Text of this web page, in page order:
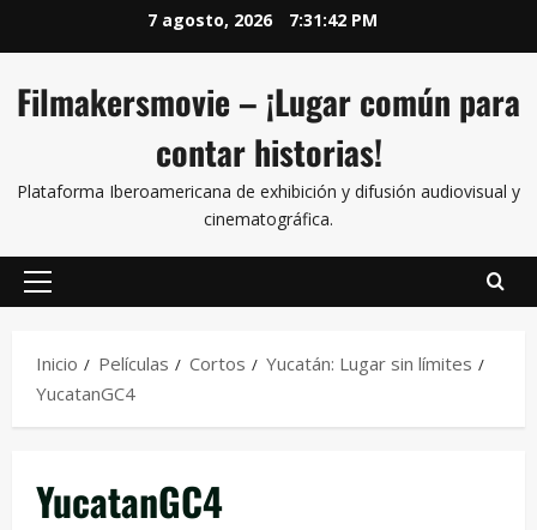
7 agosto, 2026 7:31:42 PM
Filmakersmovie – ¡Lugar común para
contar historias!
Plataforma Iberoamericana de exhibición y difusión audiovisual y
cinematográfica.
Inicio Películas Cortos
Yucatán: Lugar sin límites
YucatanGC4
YucatanGC4